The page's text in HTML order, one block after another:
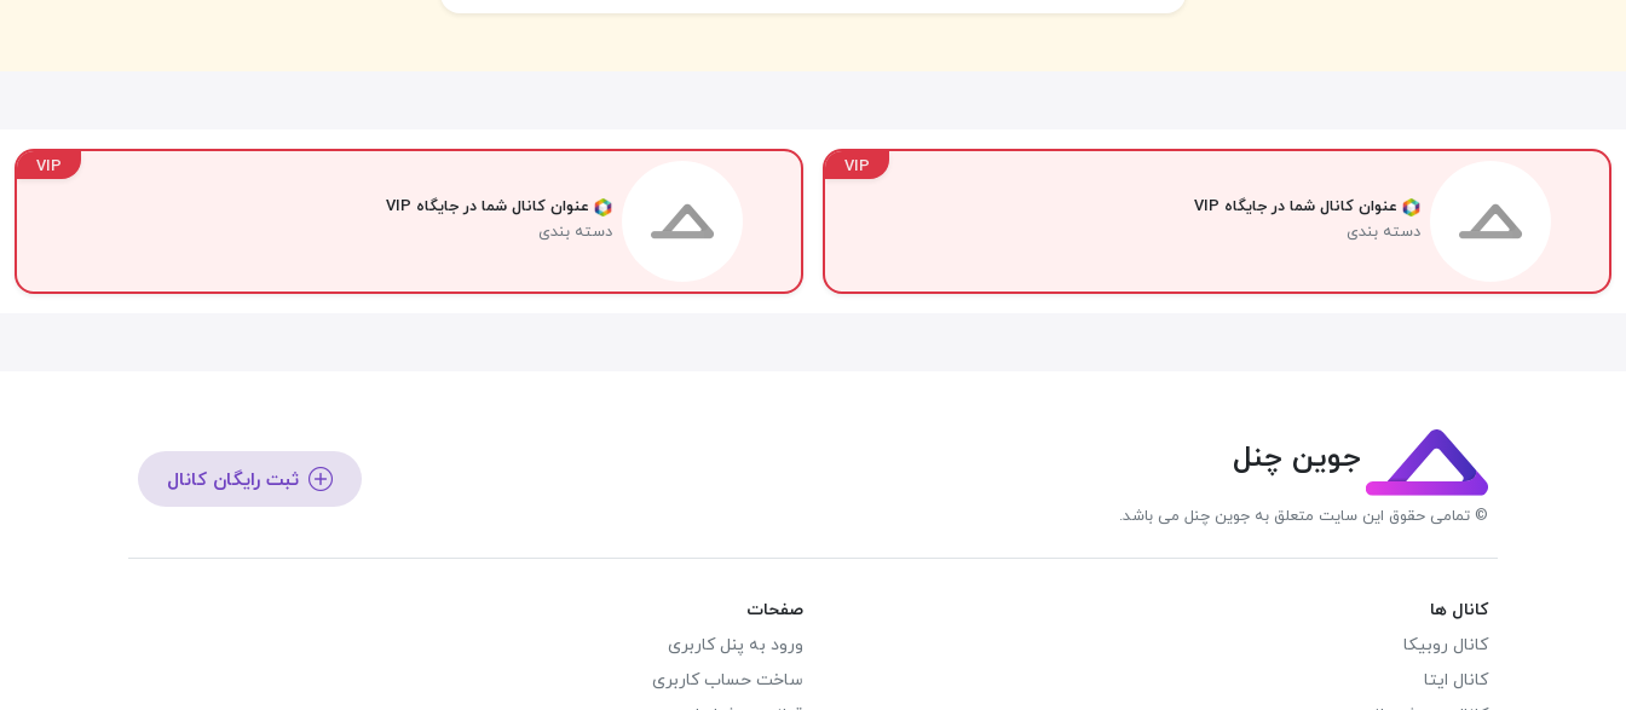
VIP
عنوان کانال شما در جایگاه VIP
دسته بندی
VIP
عنوان کانال شما در جایگاه VIP
دسته بندی
جوین چنل
© تمامی حقوق این سایت متعلق به جوین چنل می باشد.
ثبت رایگان کانال
کانال ها
کانال روبیکا
کانال ایتا
صفحات
ورود به پنل کاربری
ساخت حساب کاربری